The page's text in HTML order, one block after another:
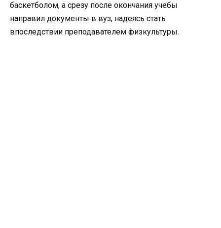
баскетболом, а срезу после окончания учебы
направил документы в вуз, надеясь стать
впоследствии преподавателем физкультуры.